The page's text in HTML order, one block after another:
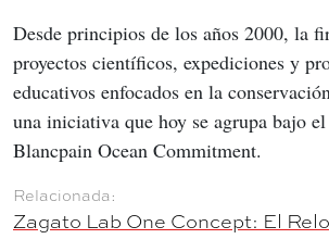
Desde principios de los años 2000, la
proyectos científicos, expediciones y
educativos enfocados en la
una iniciativa que hoy se agrupa bajo
Blancpain Ocean Commitment.
Zagato Lab One Concept: El